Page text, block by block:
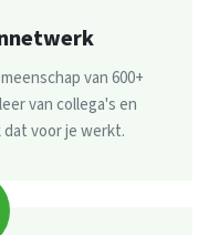
van 600+
van collega's en
voor je werkt.